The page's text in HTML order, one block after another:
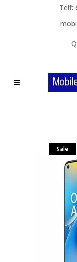
Telf:
Sale